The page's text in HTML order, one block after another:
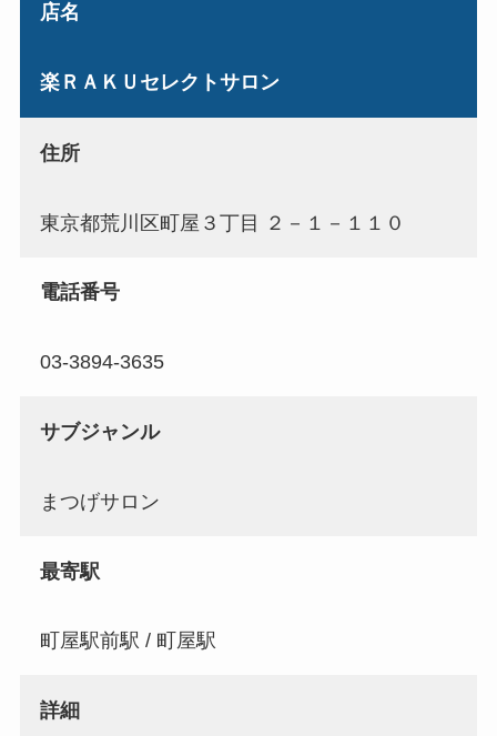
店名
楽ＲＡＫＵセレクトサロン
住所
東京都荒川区町屋３丁目 ２－１－１１０
電話番号
03-3894-3635
サブジャンル
まつげサロン
最寄駅
町屋駅前駅 / 町屋駅
詳細